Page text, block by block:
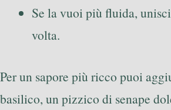
Se la vuoi più fluida,
volta.
Per un sapore più ricco puoi
basilico, un pizzico di senape